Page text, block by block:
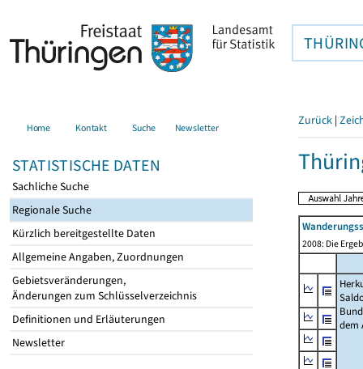
Home Kontakt Suche Newsletter
STATISTISCHE DATEN
Sachliche Suche
Regionale Suche
Kürzlich bereitgestellte Daten
Allgemeine Angaben, Zuordnungen
Gebietsveränderungen,
Änderungen zum Schlüsselverzeichnis
Definitionen und Erläuterungen
Newsletter
Zurück |
2008: Die
dem